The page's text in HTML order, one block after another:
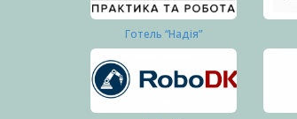
Готель “Надія”